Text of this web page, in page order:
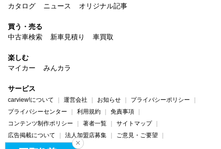
カタログ
ニュース オリジナル記事
買う・売る
中古車検索
新車見積り 車買取
楽しむ
マイカー
みんカラ
サービス
carview!について 運営会社 お知らせ
プライバシーポリシー
プライバシーセンター
利用規約
免責事項
コンテンツ制作ポリシー
著者一覧
サイトマップ
広告掲載について
法人加盟店募集
ご意見・ご要望
ヘルプ・お問い合わせ